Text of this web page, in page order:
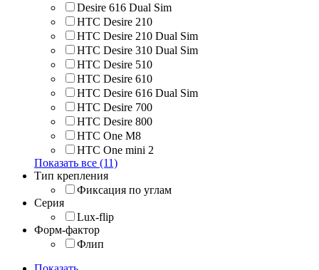
Desire 616 Dual Sim
HTC Desire 210
HTC Desire 210 Dual Sim
HTC Desire 310 Dual Sim
HTC Desire 510
HTC Desire 610
HTC Desire 616 Dual Sim
HTC Desire 700
HTC Desire 800
HTC One M8
HTC One mini 2
Показать все (11)
Тип крепления
Фиксация по углам
Серия
Lux-flip
Форм-фактор
Флип